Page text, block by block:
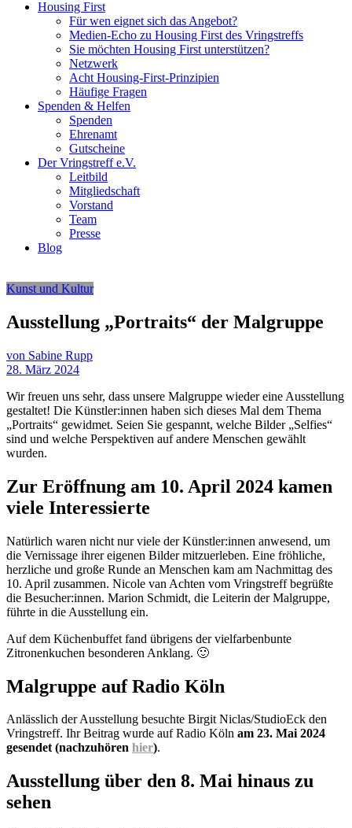
Housing First
Für wen eignet sich das Angebot?
Medien-Echo zu Housing First des Vringstreffs
Sie möchten Housing First unterstützen?
Netzwerk
Acht Housing-First-Prinzipien
Häufige Fragen
Spenden & Helfen
Spenden
Ehrenamt
Gutscheine
Der Vringstreff e.V.
Leitbild
Mitgliedschaft
Vorstand
Team
Presse
Blog
Kunst und Kultur
Ausstellung „Portraits“ der Malgruppe
von Sabine Rupp
28. März 2024
Wir freuen uns sehr, dass unsere Malgruppe wieder eine Ausstellung
gestaltet! Die Künstler:innen haben sich dieses Mal dem Thema
„Portraits“ gewidmet. Seien Sie gespannt, welche Bilder „Selfies“
sind und welche Perspektiven auf andere Menschen gewählt
wurden.
Zur Eröffnung am 10. April 2024 kamen
viele Interessierte
Natürlich waren nicht nur viele der Künstler:innen anwesend, um
die Vernissage ihrer eigenen Bilder mitzuerleben. Eine fröhliche,
herzliche und große Runde an Menschen kam am Nachmittag des
10. April zusammen. Nicole van Achten vom Vringstreff begrüßte
die Besucher:innen. Marion Schmidt, die Leiterin der Malgruppe,
führte in die Ausstellung ein.
Auf dem Küchenbuffet fand übrigens der vielfarbenbunte
Zitronenkuchen besonderen Anklang. 🙂
Malgruppe auf Radio Köln
Anlässlich der Ausstellung besuchte Birgit Niclas/StudioEck den
Vringstreff. Ihr Beitrag wurde auf Radio Köln am 23. Mai 2024
gesendet (nachzuhören hier).
Ausstellung über den 8. Mai hinaus zu
sehen